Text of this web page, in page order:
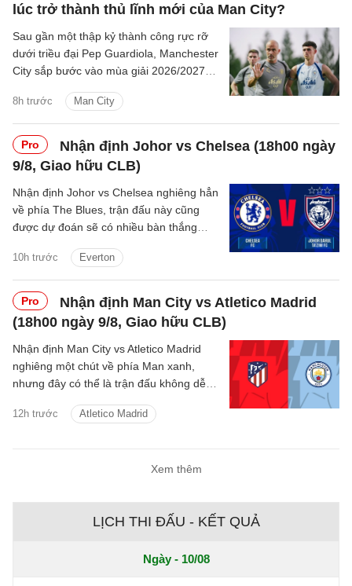
lúc trở thành thủ lĩnh mới của Man City?
8h trước Man City
Sau gần một thập kỷ thành công rực rỡ
dưới triều đại Pep Guardiola, Manchester
City sắp bước vào mùa giải 2026/2027
trên băng ghế chỉ đạo.
Pro
Nhận định Johor vs Chelsea (18h00 ngày
9/8, Giao hữu CLB)
10h trước Everton
Nhận định Johor vs Chelsea nghiêng hẳn
về phía The Blues, trận đấu này cũng
được dự đoán sẽ có nhiều bàn thắng
Pro
Nhận định Man City vs Atletico Madrid
(18h00 ngày 9/8, Giao hữu CLB)
12h trước Atletico Madrid
Nhận định Man City vs Atletico Madrid
nghiêng một chút về phía Man xanh,
nhưng đây có thể là trận đấu không dễ
Xem thêm
LỊCH THI ĐẤU - KẾT QUẢ
Ngày - 10/08